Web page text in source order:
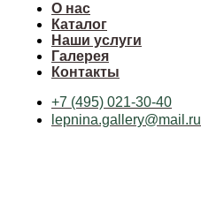
О нас
Каталог
Наши услуги
Галерея
Контакты
+7 (495) 021-30-40
lepnina.gallery@mail.ru